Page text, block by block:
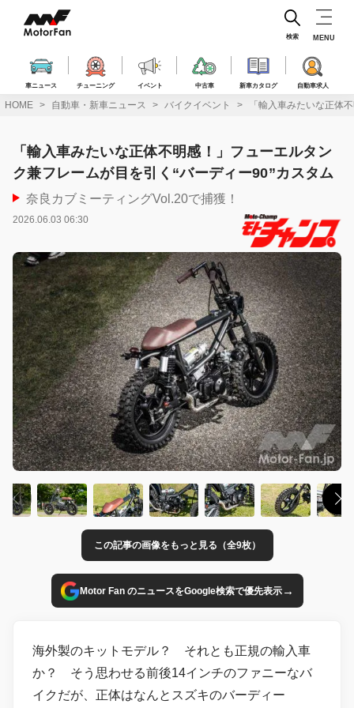
ス
車ニュース チューニング イベント 中古車 新車カタログ 自動車求人
検索 MENU
HOME 自動車・新車ニュース バイクイベント 「輸入車みたいな正体
「輸入車みたいな正体不明感！」フューエルタン
ク兼フレームが目を引く“バーディー90”カスタム
奈良カブミーティングVol.20で捕獲！
2026.06.03 06:30
この記事の画像をもっと見る（全9枚）
Motor Fan のニュースをGoogle検索で優先表示→
海外製のキットモデル？ それとも正規の輸入車
か？ そう思わせる前後14インチのファニーなバ
イクだが、正体はなんとスズキのバーディー